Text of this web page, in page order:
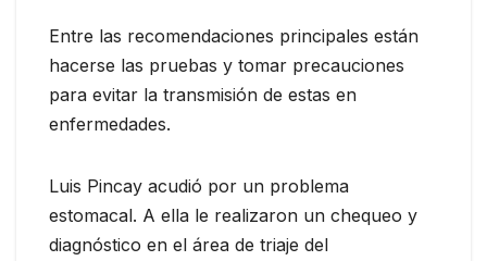
Entre las recomendaciones principales están
hacerse las pruebas y tomar precauciones
para evitar la transmisión de estas en
enfermedades.
Luis Pincay acudió por un problema
estomacal. A ella le realizaron un chequeo y
diagnóstico en el área de triaje del